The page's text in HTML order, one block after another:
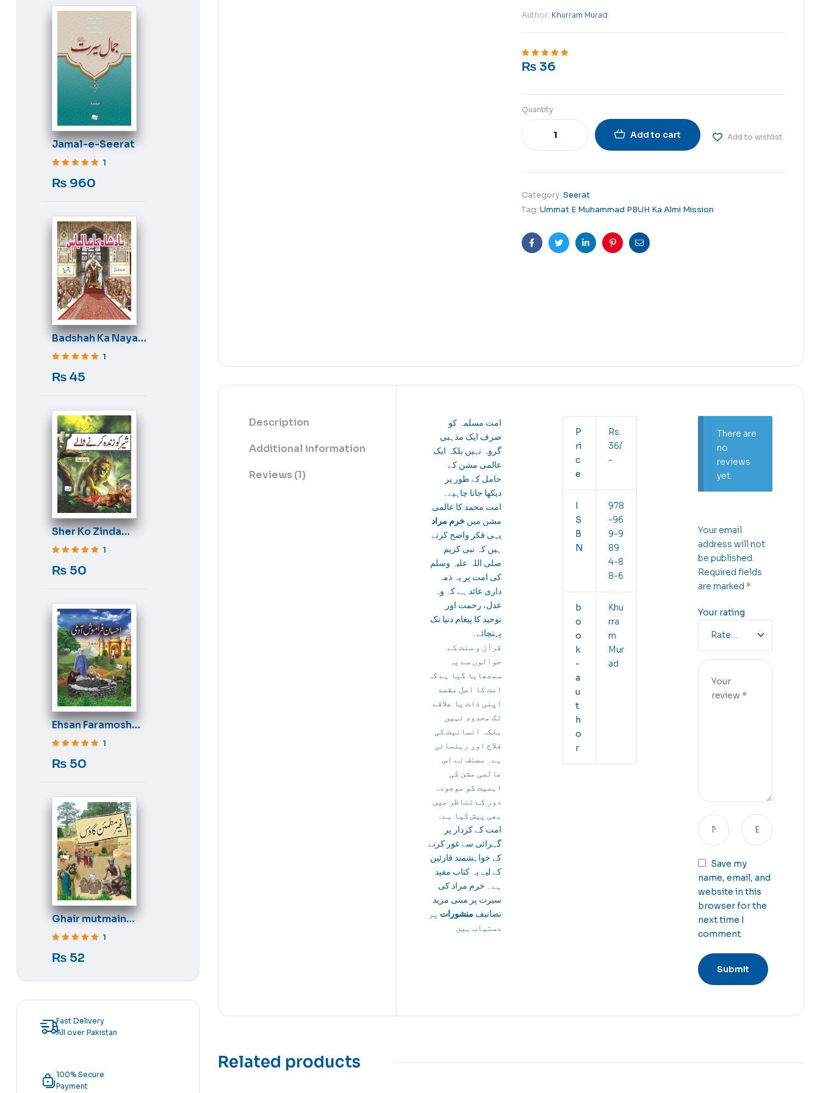
Author: Khurram Murad
Rated 5out of 5
₨ 36
Quantity
Add to cart Add to wishlist
Category: Seerat
Tag: Ummat E Muhammad PBUH Ka Almi Mission
FacebookTwitterLinkedinPinterest
Email
Description
Additional information
Reviews (1)
امت مسلمہ کو
صرف ایک مذہبی
گروہ نہیں بلکہ ایک
عالمی مشن کے
حامل کے طور پر
دیکھا جانا چاہیے۔
امت محمد کا عالمی
مشن میں خرم مراد
یہی فکر واضح کرتے
ہیں کہ نبی کریم
صلی اللہ علیہ وسلم
کی امت پر یہ ذمہ
داری عائد ہے کہ وہ
عدل، رحمت اور
توحید کا پیغام دنیا تک
پہنچائے۔
قرآن و سنت کے
حوالوں سے یہ
سمجھایا گیا ہے کہ
امت کا اصل مقصد
اپنی ذات یا علاقے
تک محدود نہیں
بلکہ انسانیت کی
فلاح اور رہنمائی
ہے۔ مصنف نے اس
عالمی مشن کی
اہمیت کو موجودہ
دور کے تناظر میں
بھی پیش کیا ہے۔
امت کے کردار پر
گہرائی سے غور کرنے
کے خواہشمند قارئین
کے لیے یہ کتاب مفید
ہے۔ خرم مراد کی
سیرت پر مبنی مزید
تصانیف منشورات پر
دستیاب ہیں
P
ri
c
e
Rs.
36/
-
I
S
B
N
978
-96
9-9
89
4-8
8-6
b
o
o
k
-
a
u
t
h
o
r
Khu
rra
m
Mur
ad
There are
no
reviews
yet.
Your email
address will not
be published.
Required fields
are marked *
Your rating
Save my
name, email, and
website in this
browser for the
next time I
comment.
Related products
Jamal-e-Seerat
1
₨ 960
Badshah Ka Naya
Libas
1
₨ 45
Sher Ko Zinda
Karne Wale1
₨ 50
Ehsan Faramosh
Aadmi
1
₨ 50
Ghair mutmain
gaon
1
₨ 52
Fast Delivery
All over Pakistan
100% Secure
Payment